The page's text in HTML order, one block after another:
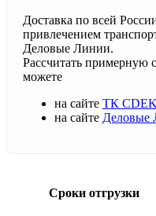
Доставка по всей
привлечением
Деловые Линии.
Рассчитать примерную
можете
на сайте ТК CDEK
на сайте Деловые
Сроки отгрузки